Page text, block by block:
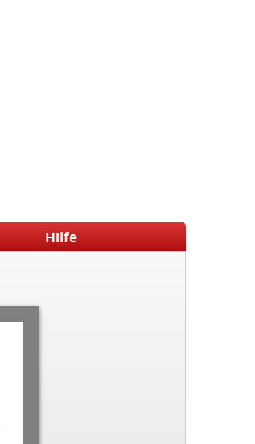
Hilfe